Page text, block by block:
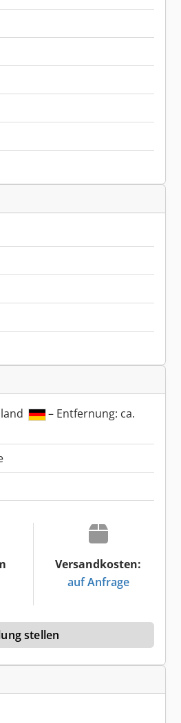
– Entfernung: ca.
Versandkosten:
auf Anfrage
stellen